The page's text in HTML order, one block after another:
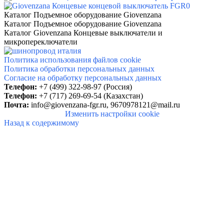
Каталог Подъемное оборудование Giovenzana
Каталог Подъемное оборудование Giovenzana
Каталог Giovenzana Концевые выключатели и
микропереключатели
Политика использования файлов cookie
Политика обработки персональных данных
Согласие на обработку персональных данных
Телефон: +7 (499) 322-98-97 (Россия)
Телефон: +7 (717) 269-69-54 (Казахстан)
Почта: info@giovenzana-fgr.ru, 9670978121@mail.ru
Изменить настройки cookie
Назад к содержимому